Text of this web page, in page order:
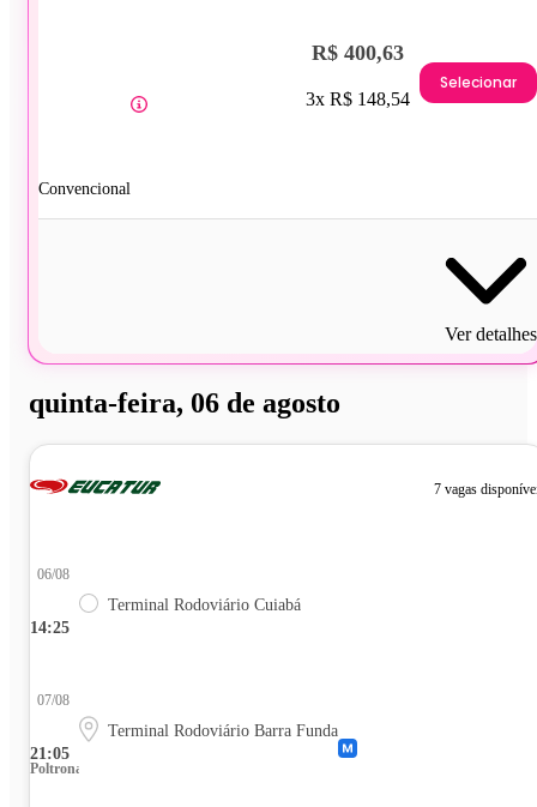
Convencional
R$ 400,63
3x R$ 148,54
Selecionar
Ver detalhes
quinta-feira, 06 de agosto
7 vagas
14:25
06/08
Terminal Rodoviário Cuiabá
21:05
07/08
Terminal Rodoviário Barra Funda
Poltrona